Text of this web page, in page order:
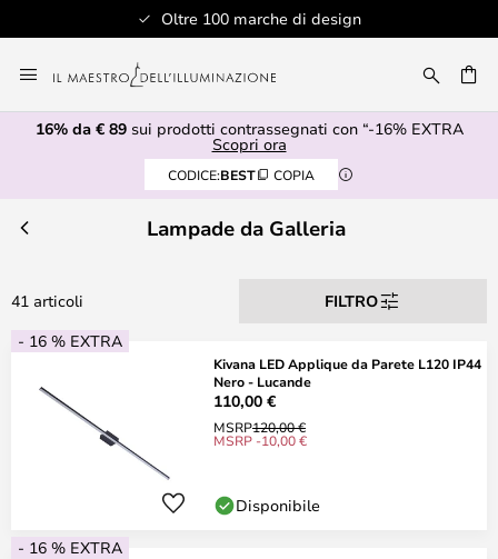
Oltre 100 marche di design
al
contenuto
16% da € 89sui prodotti contrassegnati con “-16% EXTRA
Scopri ora
CODICE:BEST COPIA
Lampade da Galleria
41 articoli
FILTRO
- 16 % EXTRA
Kivana LED Applique da Parete L120 IP44
Nero - Lucande
110,00 €
MSRP120,00 €
MSRP -10,00 €
Disponibile
- 16 % EXTRA